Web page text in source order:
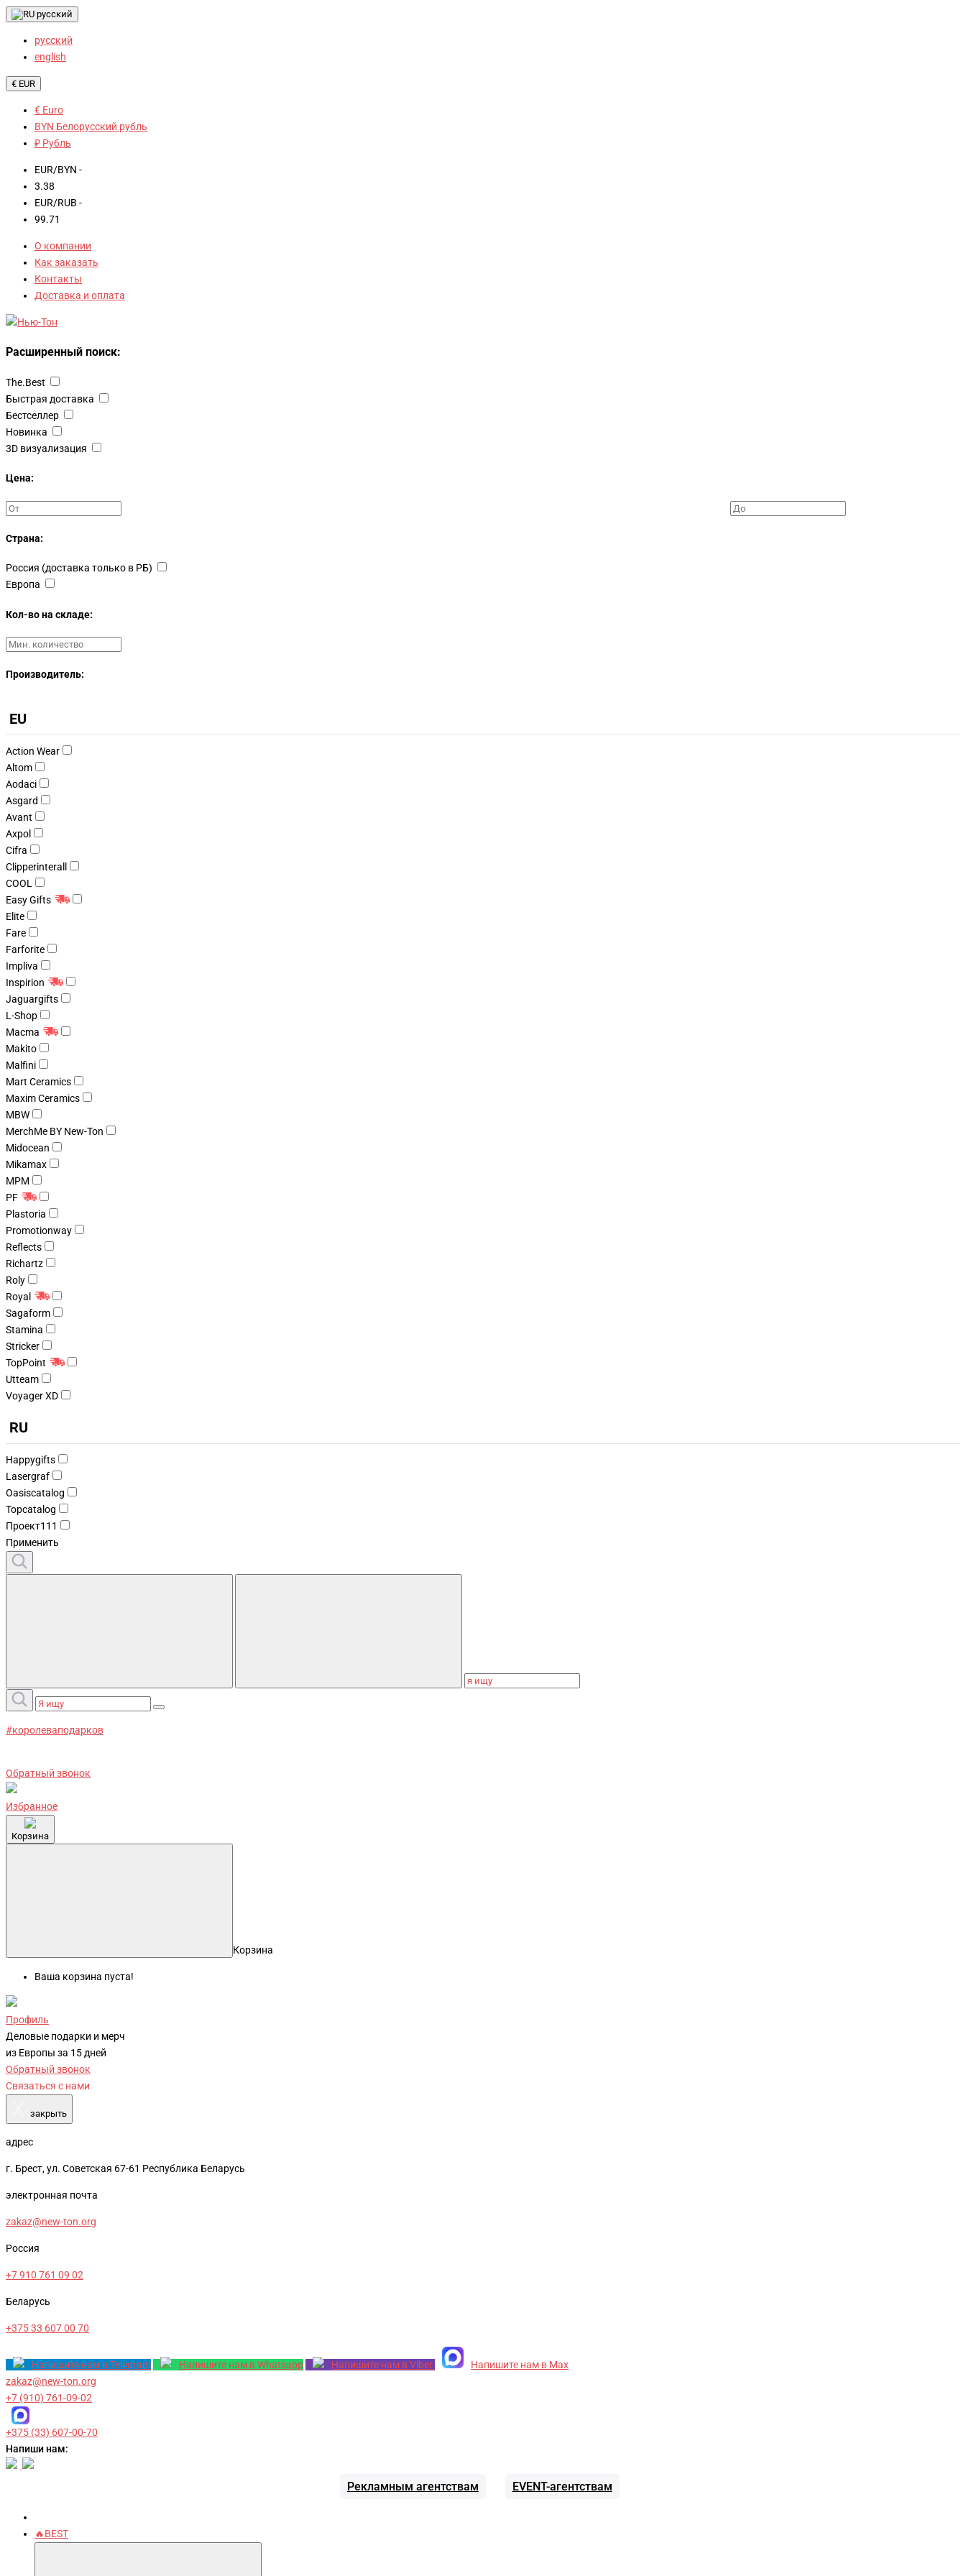
русский
русский
english
€ EUR
€ Euro
BYN Белорусский рубль
₽ Рубль
EUR/BYN -
3.38
EUR/RUB -
99.71
О компании
Как заказать
Контакты
Доставка и оплата
Расширенный поиск:
The.Best
Быстрая доставка
Бестселлер
Новинка
3D визуализация
Цена:
Страна:
Россия (доставка только в РБ)
Европа
Кол-во на складе:
Производитель:
EU
Action Wear
Altom
Aodaci
Asgard
Avant
Axpol
Cifra
Clipperinterall
COOL
Easy Gifts
Elite
Fare
Farforite
Impliva
Inspirion
Jaguargifts
L-Shop
Macma
Makito
Malfini
Mart Ceramics
Maxim Ceramics
MBW
MerchMe BY New-Ton
Midocean
Mikamax
MPM
PF
Plastoria
Promotionway
Reflects
Richartz
Roly
Royal
Sagaform
Stamina
Stricker
TopPoint
Utteam
Voyager XD
RU
Happygifts
Lasergraf
Oasiscatalog
Topcatalog
Проект111
Применить
#королеваподарков
Обратный звонок
Избранное
Корзина
Корзина
Ваша корзина пуста!
Профиль
Деловые подарки и мерч
из Европы за 15 дней
Обратный звонок
Связаться с нами
закрыть
адрес
г. Брест, ул. Советская 67-61 Республика Беларусь
электронная почта
zakaz@new-ton.org
Россия
+7 910 761 09 02
Беларусь
+375 33 607 00 70
Напишите нам в Telegram Напишите нам в Whatsapp Напишите нам в Viber
Напишите нам в Max
zakaz@new-ton.org
+7 (910) 761-09-02
+375 (33) 607-00-70
Напиши нам:
Рекламным агентствам EVENT-агентствам
🔥BEST